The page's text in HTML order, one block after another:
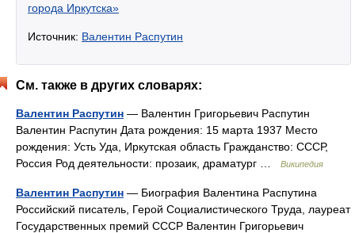
города Иркутска»
Источник: Валентин Распутин
См. также в других словарях:
Валентин Распутин — Валентин Григорьевич Распутин
Валентин Распутин Дата рождения: 15 марта 1937 Место
рождения: Усть Уда, Иркутская область Гражданство: СССР,
Россия Род деятельности: прозаик, драматург …
Википедия
Валентин Распутин — Биография Валентина Распутина
Российский писатель, Герой Социалистического Труда, лауреат
Государственных премий СССР Валентин Григорьевич